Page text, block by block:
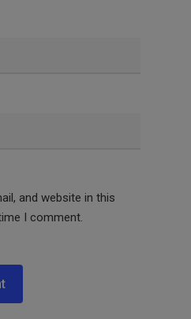
and website in this
I comment.